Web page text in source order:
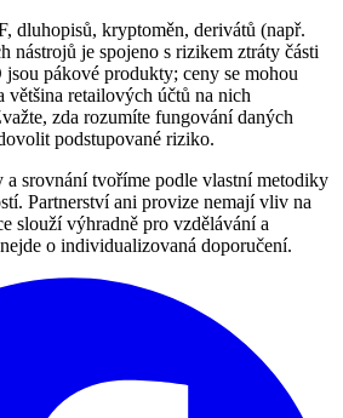
dluhopisů, kryptoměn, derivátů (např.
nástrojů je spojeno s rizikem ztráty části
pákové produkty; ceny se mohou
retailových účtů na nich
zda rozumíte fungování daných
podstupované riziko.
a srovnání tvoříme podle vlastní metodiky
Partnerství ani provize nemají vliv na
slouží výhradně pro vzdělávání a
o individualizovaná doporučení.